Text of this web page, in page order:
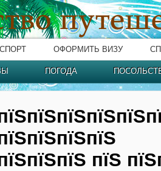
ОФОРМИТЬ ВИЗУ
ПОГОДА
пїЅ